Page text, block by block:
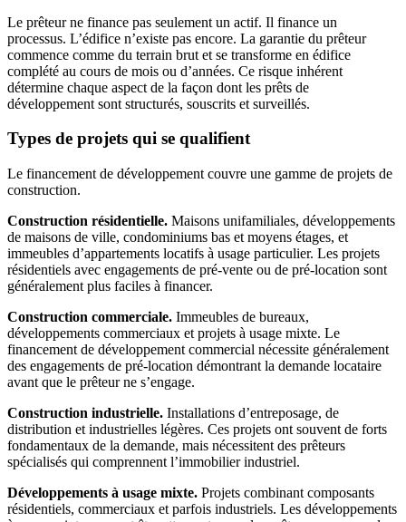
Le prêteur ne finance pas seulement un actif. Il finance un
processus. L’édifice n’existe pas encore. La garantie du prêteur
commence comme du terrain brut et se transforme en édifice
complété au cours de mois ou d’années. Ce risque inhérent
détermine chaque aspect de la façon dont les prêts de
développement sont structurés, souscrits et surveillés.
Types de projets qui se qualifient
Le financement de développement couvre une gamme de projets de
construction.
Construction résidentielle. Maisons unifamiliales, développements
de maisons de ville, condominiums bas et moyens étages, et
immeubles d’appartements locatifs à usage particulier. Les projets
résidentiels avec engagements de pré-vente ou de pré-location sont
généralement plus faciles à financer.
Construction commerciale. Immeubles de bureaux,
développements commerciaux et projets à usage mixte. Le
financement de développement commercial nécessite généralement
des engagements de pré-location démontrant la demande locataire
avant que le prêteur ne s’engage.
Construction industrielle. Installations d’entreposage, de
distribution et industrielles légères. Ces projets ont souvent de forts
fondamentaux de la demande, mais nécessitent des prêteurs
spécialisés qui comprennent l’immobilier industriel.
Développements à usage mixte. Projets combinant composants
résidentiels, commerciaux et parfois industriels. Les développements